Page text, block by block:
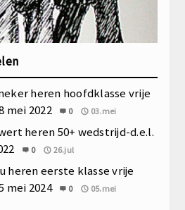
heren hoofdklasse vrije
mei 2022
0 03.mei
heren 50+ wedstrijd-d.e.l.
0 26.jul
heren eerste klasse vrije
mei 2024
0 05.mei